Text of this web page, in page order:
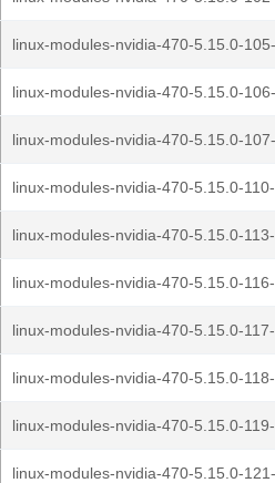
linux-modules-nvidia-470-5.15.0-
linux-modules-nvidia-470-5.15.0-
linux-modules-nvidia-470-5.15.0-
linux-modules-nvidia-470-5.15.0-
linux-modules-nvidia-470-5.15.0-
linux-modules-nvidia-470-5.15.0-
linux-modules-nvidia-470-5.15.0-
linux-modules-nvidia-470-5.15.0-
linux-modules-nvidia-470-5.15.0-
linux-modules-nvidia-470-5.15.0-